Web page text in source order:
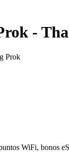
-
Prok
WiFi, bonos